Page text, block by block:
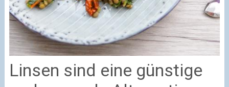
Linsen sind eine günstige